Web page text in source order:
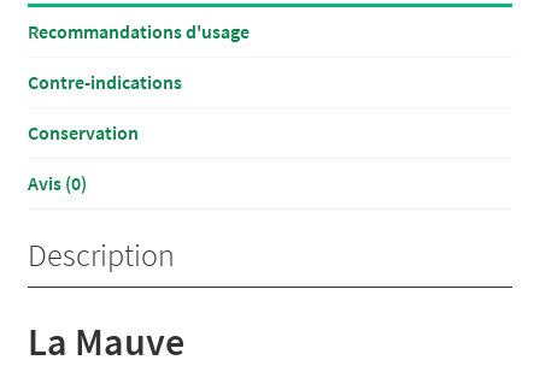
Recommandations d'usage
Contre-indications
Conservation
Avis (0)
Description
La Mauve